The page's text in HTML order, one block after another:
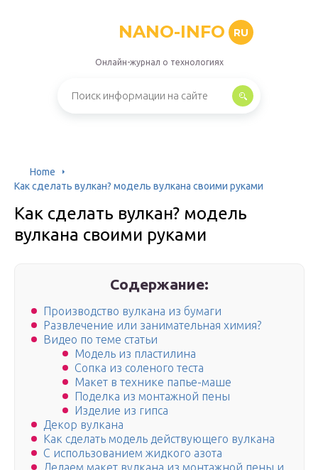
NANO-INFO RU
Онлайн-журнал о технологиях
Home
Как сделать вулкан? модель вулкана своими руками
Как сделать вулкан? модель
вулкана своими руками
Содержание:
Производство вулкана из бумаги
Развлечение или занимательная химия?
Видео по теме статьи
Модель из пластилина
Сопка из соленого теста
Макет в технике папье-маше
Поделка из монтажной пены
Изделие из гипса
Декор вулкана
Как сделать модель действующего вулкана
С использованием жидкого азота
Делаем макет вулкана из монтажной пены и